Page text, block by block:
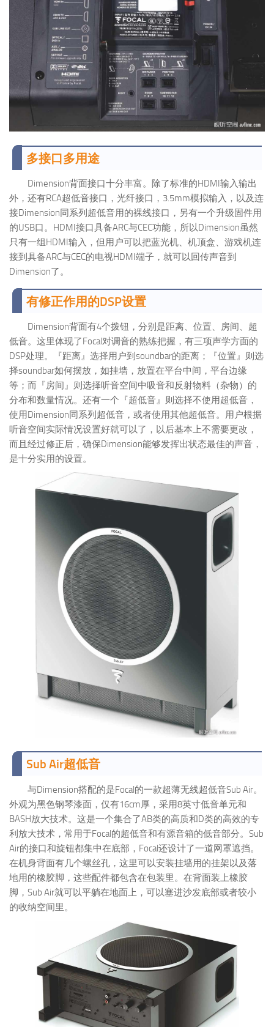
多接口多用途
Dimension背面接口十分丰富。除了标准的HDMI输入输出
外，还有RCA超低音接口，光纤接口，3.5mm模拟输入，以及连
接Dimension同系列超低音用的裸线接口，另有一个升级固件用
的USB口。HDMI接口具备ARC与CEC功能，所以Dimension虽然
只有一组HDMI输入，但用户可以把蓝光机、机顶盒、游戏机连
接到具备ARC与CEC的电视HDMI端子，就可以回传声音到
Dimension了。
有修正作用的DSP设置
Dimension背面有4个拨钮，分别是距离、位置、房间、超
低音。这里体现了Focal对调音的熟练把握，有三项声学方面的
DSP处理。『距离』选择用户到soundbar的距离；『位置』则选
择soundbar如何摆放，如挂墙，放置在平台中间，平台边缘
等；而『房间』则选择听音空间中吸音和反射物料（杂物）的
分布和数量情况。还有一个『超低音』则选择不使用超低音，
使用Dimension同系列超低音，或者使用其他超低音。用户根据
听音空间实际情况设置好就可以了，以后基本上不需要更改，
而且经过修正后，确保Dimension能够发挥出状态最佳的声音，
是十分实用的设置。
Sub Air超低音
与Dimension搭配的是Focal的一款超薄无线超低音Sub Air。
外观为黑色钢琴漆面，仅有16cm厚，采用8英寸低音单元和
BASH放大技术。这是一个集合了AB类的高质和D类的高效的专
利放大技术，常用于Focal的超低音和有源音箱的低音部分。Sub
Air的接口和旋钮都集中在底部，Focal还设计了一道网罩遮挡。
在机身背面有几个螺丝孔，这里可以安装挂墙用的挂架以及落
地用的橡胶脚，这些配件都包含在包装里。在背面装上橡胶
脚，Sub Air就可以平躺在地面上，可以塞进沙发底部或者较小
的收纳空间里。